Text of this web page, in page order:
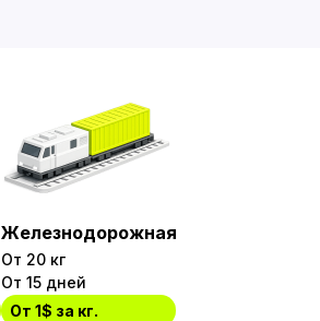
Железнодорожная
От 20 кг
От 15 дней
От 1$ за кг.